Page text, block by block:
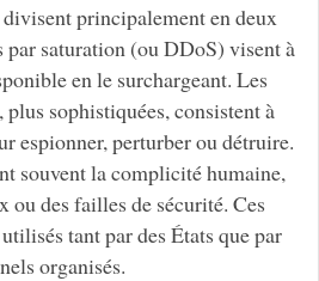
principalement en deux
par saturation (ou DDoS) visent à
en le surchargeant. Les
sophistiquées, consistent à
espionner, perturber ou détruire.
souvent la complicité humaine,
ou des failles de sécurité. Ces
tant par des États que par
organisés.